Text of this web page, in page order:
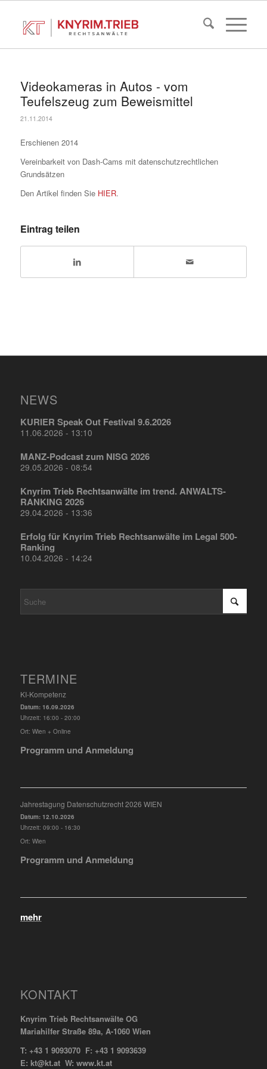
Videokameras in Autos - vom
Teufelszeug zum Beweismittel
21.11.2014
Erschienen 2014
Vereinbarkeit von Dash-Cams mit datenschutzrechtlichen
Grundsätzen
Den Artikel finden Sie HIER.
Eintrag teilen
NEWS
KURIER Speak Out Festival 9.6.2026
11.06.2026 - 13:10
MANZ-Podcast zum NISG 2026
29.05.2026 - 08:54
Knyrim Trieb Rechtsanwälte im trend. ANWALTS-
RANKING 2026
29.04.2026 - 13:36
Erfolg für Knyrim Trieb Rechtsanwälte im Legal 500-
Ranking
10.04.2026 - 14:24
TERMINE
KI-Kompetenz
Datum: 16.09.2026
Uhrzeit: 16:00 - 20:00
Ort: Wien + Online
Programm und Anmeldung
Jahrestagung Datenschutzrecht 2026 WIEN
Datum: 12.10.2026
Uhrzeit: 09:00 - 16:30
Ort: Wien
Programm und Anmeldung
mehr
KONTAKT
Knyrim Trieb Rechtsanwälte OG
Mariahilfer Straße 89a, A-1060 Wien
T: +43 1 9093070 F: +43 1 9093639
E: kt@kt.at W: www.kt.at